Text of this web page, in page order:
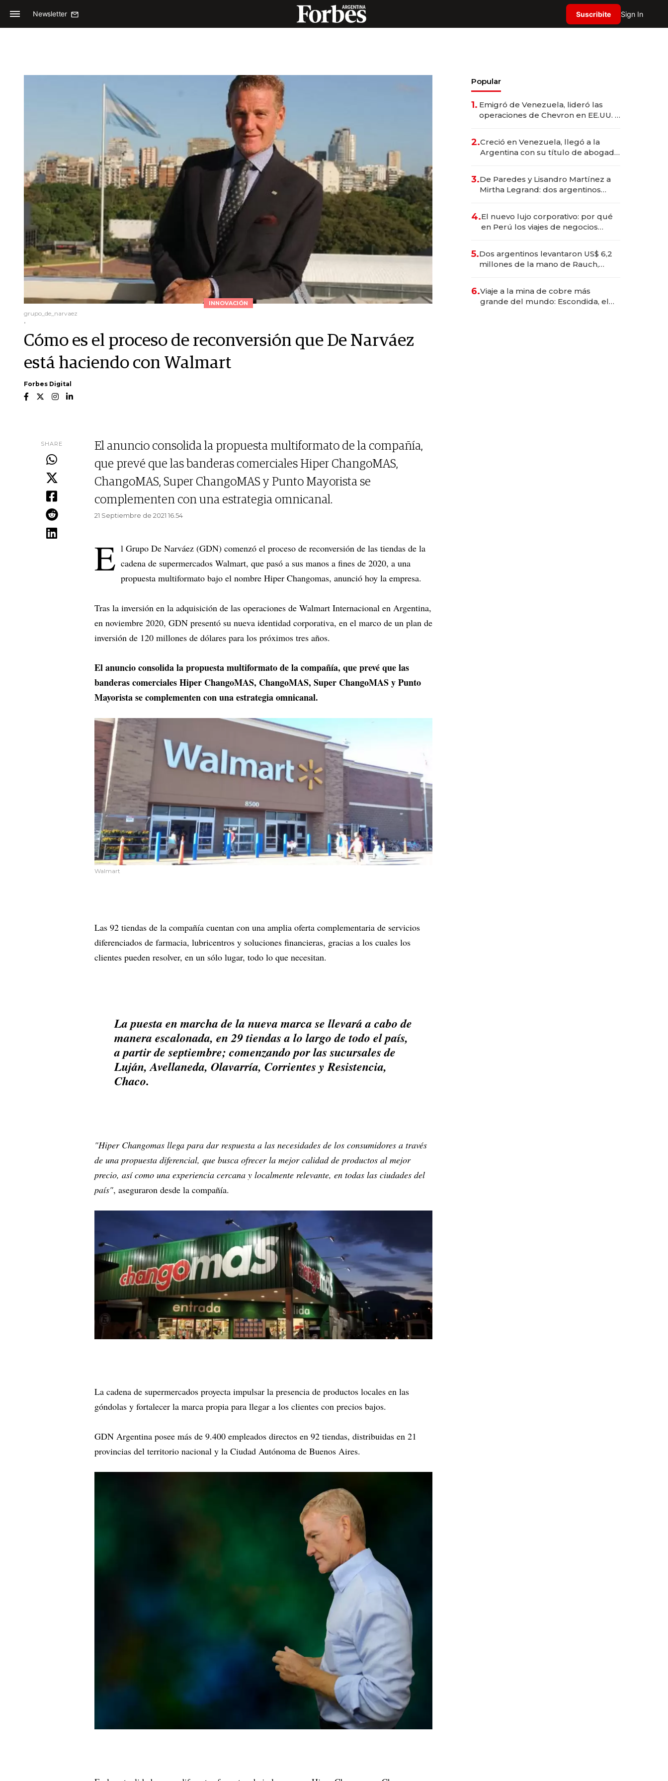
Newsletter Suscribite Sign In
INNOVACIÓN
grupo_de_narvaez
.
Cómo es el proceso de reconversión que De Narváez
está haciendo con Walmart
Forbes Digital
SHARE
El anuncio consolida la propuesta multiformato de la compañía,
que prevé que las banderas comerciales Hiper ChangoMAS,
ChangoMAS, Super ChangoMAS y Punto Mayorista se
complementen con una estrategia omnicanal.
21 Septiembre de 2021 16.54
E l Grupo De Narváez (GDN) comenzó el proceso de reconversión de las tiendas de la
cadena de supermercados Walmart, que pasó a sus manos a fines de 2020, a una
propuesta multiformato bajo el nombre Hiper Changomas, anunció hoy la empresa.
Tras la inversión en la adquisición de las operaciones de Walmart Internacional en Argentina,
en noviembre 2020, GDN presentó su nueva identidad corporativa, en el marco de un plan de
inversión de 120 millones de dólares para los próximos tres años.
El anuncio consolida la propuesta multiformato de la compañía, que prevé que las
banderas comerciales Hiper ChangoMAS, ChangoMAS, Super ChangoMAS y Punto
Mayorista se complementen con una estrategia omnicanal.
Walmart
Las 92 tiendas de la compañía cuentan con una amplia oferta complementaria de servicios
diferenciados de farmacia, lubricentros y soluciones financieras, gracias a los cuales los
clientes pueden resolver, en un sólo lugar, todo lo que necesitan.
La puesta en marcha de la nueva marca se llevará a cabo de
manera escalonada, en 29 tiendas a lo largo de todo el país,
a partir de septiembre; comenzando por las sucursales de
Luján, Avellaneda, Olavarría, Corrientes y Resistencia,
Chaco.
"Hiper Changomas llega para dar respuesta a las necesidades de los consumidores a través
de una propuesta diferencial, que busca ofrecer la mejor calidad de productos al mejor
precio, así como una experiencia cercana y localmente relevante, en todas las ciudades del
país", aseguraron desde la compañía.
La cadena de supermercados proyecta impulsar la presencia de productos locales en las
góndolas y fortalecer la marca propia para llegar a los clientes con precios bajos.
GDN Argentina posee más de 9.400 empleados directos en 92 tiendas, distribuidas en 21
provincias del territorio nacional y la Ciudad Autónoma de Buenos Aires.
Popular
1. Emigró de Venezuela, lideró las
operaciones de Chevron en EE.UU. y
2.Creció en Venezuela, llegó a la
Argentina con su título de abogado
marcas "fast premium"
3.De Paredes y Lisandro Martínez a
Mirtha Legrand: dos argentinos
4.El nuevo lujo corporativo: por qué
en Perú los viajes de negocios
transformadoras
5.Dos argentinos levantaron US$ 6,2
millones de la mano de Rauch,
6.Viaje a la mina de cobre más
grande del mundo: Escondida, el